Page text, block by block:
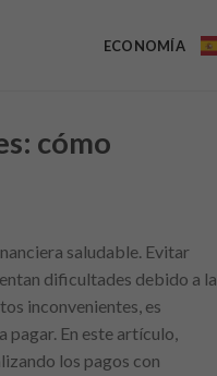
ECONOMÍA
cómo
saludable. Evitar
dificultades debido a la
inconvenientes, es
pagar. En este artículo,
los pagos con